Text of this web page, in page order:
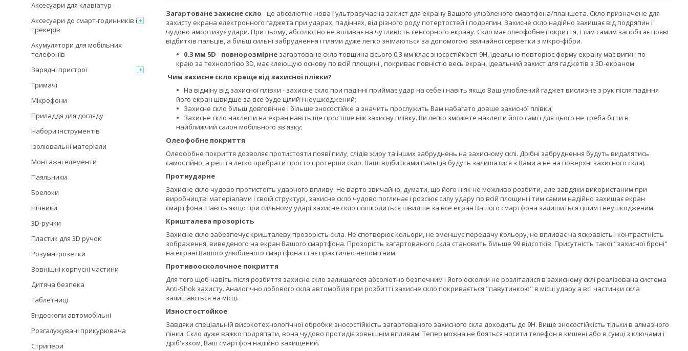
Загартоване захисне скло - це абсолютно нова і ультрасучасна захист для екрану Вашого улюбленого смартфона/планшета. Скло призначене для
захисту екрана електронного гаджета при ударах, падіннях, від різного роду потертостей і подряпин. Захисне скло надійно захищає від подряпин і
чудово амортизує удари. При цьому, абсолютно не впливає на чутливість сенсорного екрану. Скло має олеофобне покриття, і тим самим запобігає появі
відбитків пальців, а більш сильні забруднення і плями дуже легко знімаються за допомогою звичайної серветки з мікро-фібри.
0.3 мм 5D - повнорозмірне загартоване скло товщина всього 0.3 мм клас зносостійкості 9H, ідеально повторює форму екрану має вигин по
краю за технологією 3D, має клеющую основу по всій площині , покриває повністю весь екран, ідеальний захист для гаджетів з 3D-екраном
Чим захисне скло краще від захисної плівки?
На відміну від захисної плівки - захисне скло при падінні приймає удар на себе і навіть якщо Ваш улюблений гаджет вислизне з рук після падіння
його екран швидше за все буде цілий і неушкоджений;
Захисне скло більш довговічне і більше зносостійке а значить прослужить Вам набагато довше захисної плівки;
Захисне скло наклеїти на екран навіть ще простіше ніж захисну плівку. Ви легко зможете наклеїти його самі і для цього не треба бігти в
найближчий салон мобільного зв'язку;
Олеофобне покриття
Олеофобне покриття дозволяє протистояти появі пилу, слідів жиру та інших забруднень на захисному склі. Дрібні забруднення будуть видалятись
самостійно, а решта легко прибрати просто протерши скло. Ваші відбитками пальців будуть залишатися з Вами а не на поверхні захисного скла).
Протиударне
Захисне скло чудово протистоїть ударного впливу. Не варто звичайно, думати, що його ніяк не можливо розбити, але завдяки використаним при
виробництві матеріалами і своїй структурі, захисне скло чудово поглинає і розсіює силу удару по всій площині і тим самим надійно захищає екран
смартфона. Навіть якщо при сильному ударі захисне скло пошкодиться швидше за все екран Вашого смартфона залишиться цілим і неушкодженим.
Кришталева прозорість
Захисне скло забезпечує кришталеву прозорість скла. Не спотворює кольори, не зменшує передачу кольору, не впливає на яскравість і контрастність
зображення, виведеного на екран Вашого смартфона. Прозорість загартованого скла становить більше 99 відсотків. Присутність такої "захисної броні"
на екрані Вашого улюбленого смартфона стає практично непомітним.
Противоосколочное покриття
Для того щоб навіть після розбиття захисне скло залишалося абсолютно безпечним і його осколки не розліталися в захисному склі реалізована система
Anti-Shok захисту. Аналогічно лобового скла автомобіля при розбитті захисне скло покривається "павутинкою" в місці удару а всі частинки скла
залишаються на місці.
Изностостойкое
Завдяки спеціальній високотехнологічної обробки зносостійкість загартованого захисного скла доходить до 9H. Вище зносостійкість тільки в алмазного
пінки. Скло дуже важко подряпати, вона чудово протидіє зовнішнім впливам. Тепер можна не бояться носити телефон в кишені або в сумці з ключами і
дріб'язком, Ваш смартфон надійно захищений.
Аксесуари для клавіатур
Аксесуари до смарт-годинників і
трекерів
Акумулятори для мобільних
телефонів
Зарядні пристрої
Тримачі
Мікрофони
Приладдя для догляду
Набори інструментів
Ізолювальні матеріали
Монтажні елементи
Паяльники
Брелоки
Нічники
3D-ручки
Пластик для 3D ручок
Розумні розетки
Зовнішні корпусні частини
Дитяча безпека
Таблетниці
Ендоскопи автомобільні
Розгалужувачі прикурювача
Стрипери